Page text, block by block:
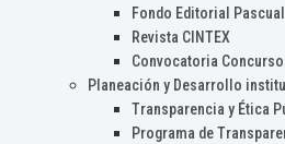
Fondo Editorial
Revista CINTEX
Convocatoria Concurso
Planeación y Desarrollo
Transparencia y Ética
Programa de